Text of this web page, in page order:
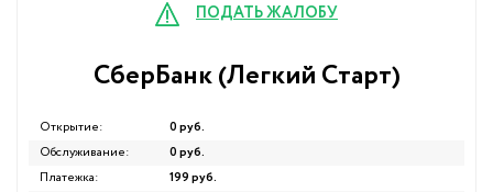
ПОДАТЬ ЖАЛОБУ
СберБанк (Легкий Cтарт)
Открытие:
0 руб.
Обслуживание:
0 руб.
Платежка:
199 руб.